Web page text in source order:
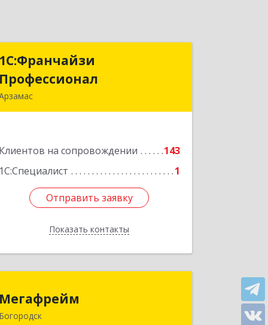
1С:Франчайзи
Профессионал
Клиентов на сопровождении
143
1С:Специалист
1
Отправить заявку
Показать контакты
1С:Франчайзи
Профессионал
Подробнее
Отправить заявку
Назад
Мегафрейм
Богородск